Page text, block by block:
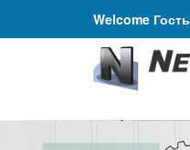
Welcome Гость